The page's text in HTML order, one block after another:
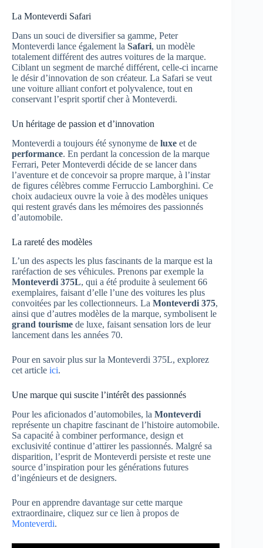
La Monteverdi Safari
Dans un souci de diversifier sa gamme, Peter
Monteverdi lance également la Safari, un modèle
totalement différent des autres voitures de la marque.
Ciblant un segment de marché différent, celle-ci incarne
le désir d’innovation de son créateur. La Safari se veut
une voiture alliant confort et polyvalence, tout en
conservant l’esprit sportif cher à Monteverdi.
Un héritage de passion et d’innovation
Monteverdi a toujours été synonyme de luxe et de
performance. En perdant la concession de la marque
Ferrari, Peter Monteverdi décide de se lancer dans
l’aventure et de concevoir sa propre marque, à l’instar
de figures célèbres comme Ferruccio Lamborghini. Ce
choix audacieux ouvre la voie à des modèles uniques
qui restent gravés dans les mémoires des passionnés
d’automobile.
La rareté des modèles
L’un des aspects les plus fascinants de la marque est la
raréfaction de ses véhicules. Prenons par exemple la
Monteverdi 375L, qui a été produite à seulement 66
exemplaires, faisant d’elle l’une des voitures les plus
convoitées par les collectionneurs. La Monteverdi 375,
ainsi que d’autres modèles de la marque, symbolisent le
grand tourisme de luxe, faisant sensation lors de leur
lancement dans les années 70.
Pour en savoir plus sur la Monteverdi 375L, explorez
cet article ici.
Une marque qui suscite l’intérêt des passionnés
Pour les aficionados d’automobiles, la Monteverdi
représente un chapitre fascinant de l’histoire automobile.
Sa capacité à combiner performance, design et
exclusivité continue d’attirer les passionnés. Malgré sa
disparition, l’esprit de Monteverdi persiste et reste une
source d’inspiration pour les générations futures
d’ingénieurs et de designers.
Pour en apprendre davantage sur cette marque
extraordinaire, cliquez sur ce lien à propos de
Monteverdi.